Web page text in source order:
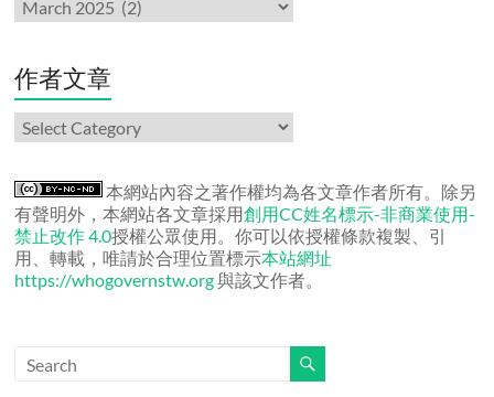
份
章
作者文章
作
者
章
本網站內容之著作權均為各文章作者所有。除另
有聲明外，本網站各文章採用創用CC姓名標示-非商業使用-
禁止改作 4.0授權公眾使用。你可以依授權條款複製、引
用、轉載，唯請於合理位置標示本站網址
https://whogovernstw.org與該文作者。